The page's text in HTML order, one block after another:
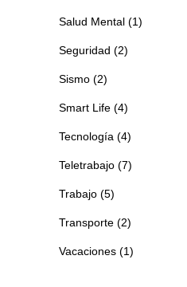
Salud Mental (1)
Seguridad (2)
Sismo (2)
Smart Life (4)
Tecnología (4)
Teletrabajo (7)
Trabajo (5)
Transporte (2)
Vacaciones (1)